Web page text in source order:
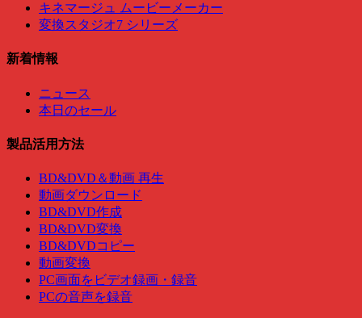
キネマージュ ムービーメーカー
変換スタジオ7 シリーズ
新着情報
ニュース
本日のセール
製品活用方法
BD&DVD＆動画 再生
動画ダウンロード
BD&DVD作成
BD&DVD変換
BD&DVDコピー
動画変換
PC画面をビデオ録画・録音
PCの音声を録音